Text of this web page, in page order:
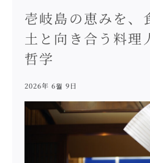
壱岐島の恵みを、
土と向き合う料理
哲学
2026年 6월 9日